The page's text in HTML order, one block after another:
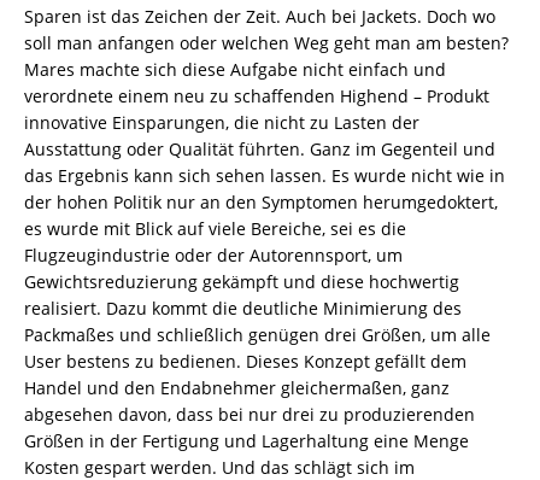
Sparen ist das Zeichen der Zeit. Auch bei Jackets. Doch wo
soll man anfangen oder welchen Weg geht man am besten?
Mares machte sich diese Aufgabe nicht einfach und
verordnete einem neu zu schaffenden Highend – Produkt
innovative Einsparungen, die nicht zu Lasten der
Ausstattung oder Qualität führten. Ganz im Gegenteil und
das Ergebnis kann sich sehen lassen. Es wurde nicht wie in
der hohen Politik nur an den Symptomen herumgedoktert,
es wurde mit Blick auf viele Bereiche, sei es die
Flugzeugindustrie oder der Autorennsport, um
Gewichtsreduzierung gekämpft und diese hochwertig
realisiert. Dazu kommt die deutliche Minimierung des
Packmaßes und schließlich genügen drei Größen, um alle
User bestens zu bedienen. Dieses Konzept gefällt dem
Handel und den Endabnehmer gleichermaßen, ganz
abgesehen davon, dass bei nur drei zu produzierenden
Größen in der Fertigung und Lagerhaltung eine Menge
Kosten gespart werden. Und das schlägt sich im